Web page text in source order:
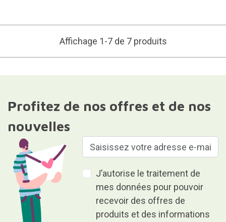
Affichage 1-7 de 7 produits
Profitez de nos offres et de nos
nouvelles
J’autorise le traitement de
mes données pour pouvoir
recevoir des offres de
produits et des informations